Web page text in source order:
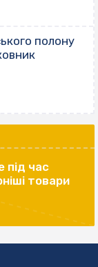
полону
під час
товари